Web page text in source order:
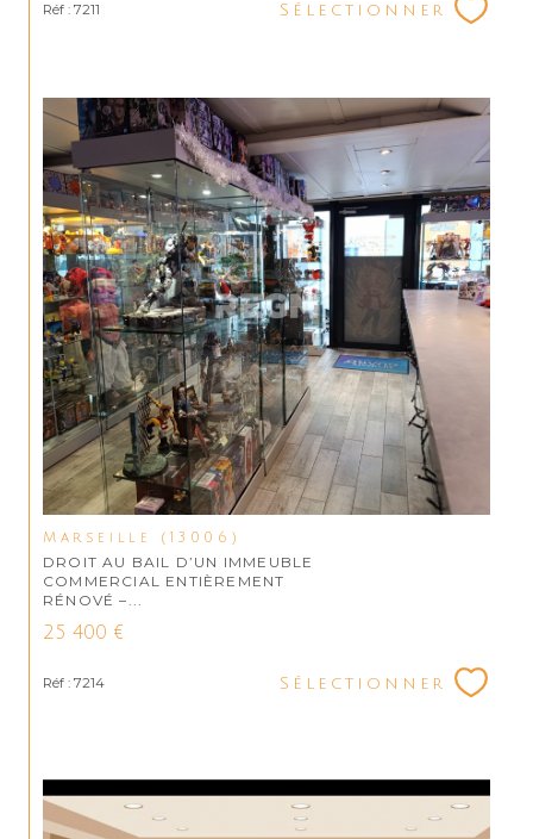
Réf : 7211 Sélectionner
Marseille (13006)
DROIT AU BAIL D’UN IMMEUBLE
COMMERCIAL ENTIÈREMENT
RÉNOVÉ –...
25 400 €
Réf : 7214 Sélectionner